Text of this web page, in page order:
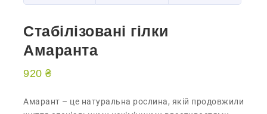
Стабілізовані гілки
Амаранта
920 ₴
Амарант – це натуральна рослина, якій продовжили